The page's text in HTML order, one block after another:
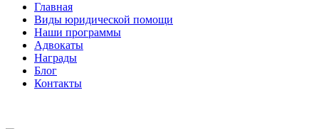
Главная
Виды юридической помощи
Наши программы
Адвокаты
Награды
Блог
Контакты